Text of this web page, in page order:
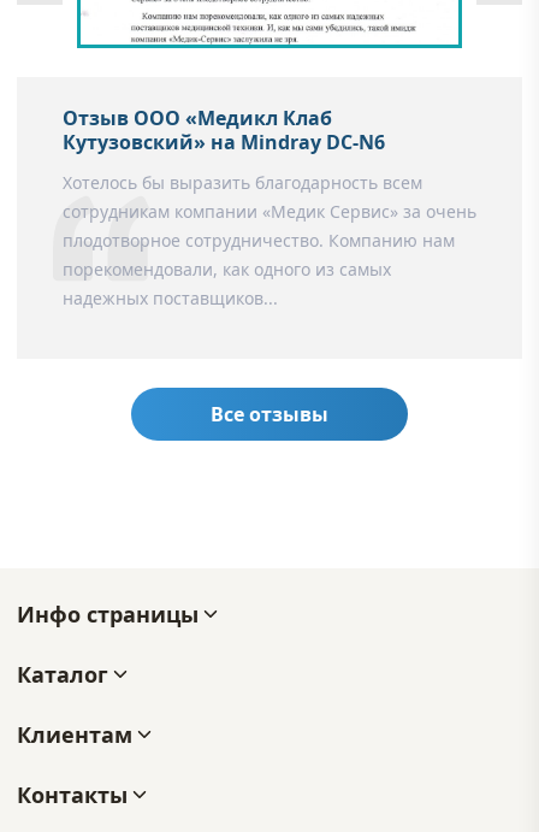
Отзыв ООО «Медикл Клаб
Кутузовский» на Mindray DC-N6
Хотелось бы выразить благодарность всем
сотрудникам компании «Медик Сервис» за очень
плодотворное сотрудничество. Компанию нам
порекомендовали, как одного из самых
надежных поставщиков...
Все отзывы
Инфо страницы
Каталог
Клиентам
Контакты